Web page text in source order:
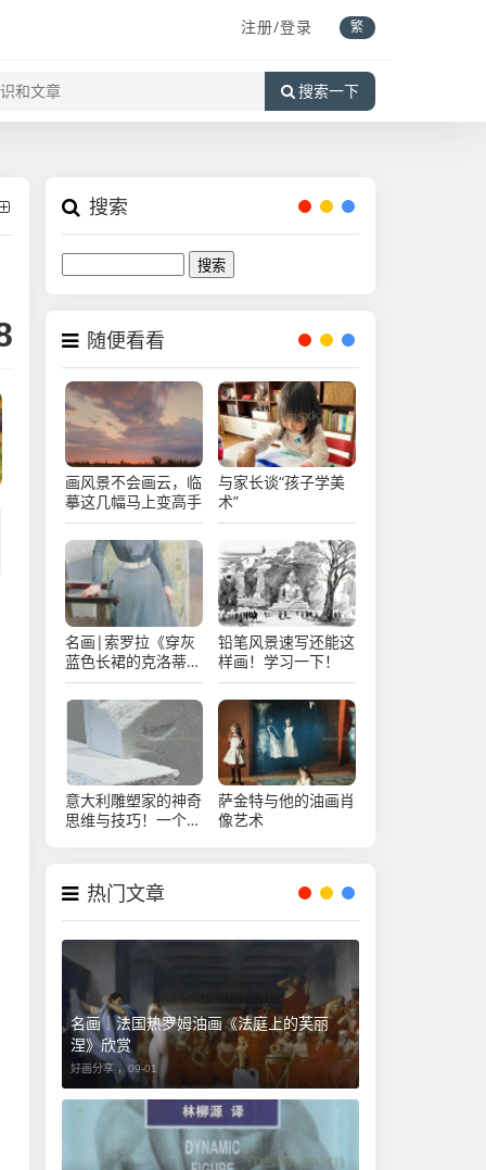
注册/登录 繁
搜索一下
搜索
随便看看
画风景不会画云，临
摹这几幅马上变高手
与家长谈“孩子学美
术”
名画|索罗拉《穿灰
蓝色长裙的克洛蒂尔
德》
铅笔风景速写还能这
样画！学习一下！
意大利雕塑家的神奇
思维与技巧！一个字
萨金特与他的油画肖
像艺术
热门文章
名画｜法国热罗姆油画《法庭上的芙丽
涅》欣赏
好画分享 ，09-01